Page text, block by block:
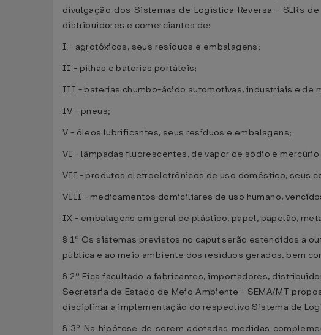
divulgação dos Sistemas de Logística Reversa - SLRs
distribuidores e comerciantes de:
I - agrotóxicos, seus resíduos e embalagens;
II - pilhas e baterias portáteis;
III - baterias chumbo-ácido automotivas, industriais e de
IV - pneus;
V - óleos lubrificantes, seus resíduos e embalagens;
VI - lâmpadas fluorescentes, de vapor de sódio e mercúrio
VII - produtos eletroeletrônicos de uso doméstico, seus
VIII - medicamentos domiciliares de uso humano,
IX - embalagens em geral de plástico, papel, papelão,
§ 1º Os sistemas previstos no caput serão estendidos a
pública e ao meio ambiente dos resíduos gerados, bem
§ 2º Fica facultado a fabricantes, importadores,
Secretaria de Estado de Meio Ambiente - SEMA/MT
disciplinar a implementação do respectivo Sistema de
§ 3º Na hipótese de serem adotadas medidas